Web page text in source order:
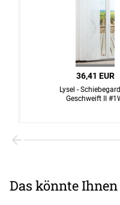
36,41 EUR
Lysel -
Geschweift II
Das könnte